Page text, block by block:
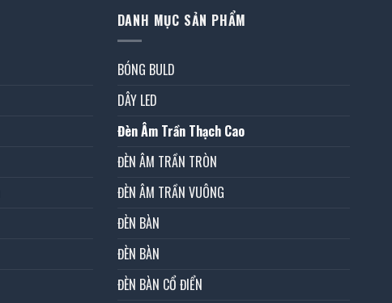
DANH MỤC SẢN PHẨM
BÓNG BULD
DÂY LED
Đèn Âm Trần Thạch Cao
ĐÈN ÂM TRẦN TRÒN
ĐÈN ÂM TRẦN VUÔNG
ĐÈN BÀN
ĐÈN BÀN
ĐÈN BÀN CỔ ĐIỂN